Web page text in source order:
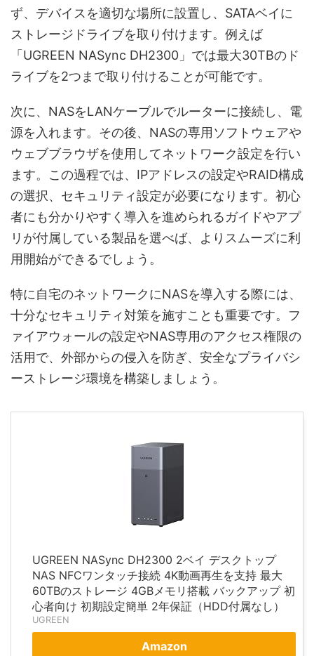
ず、デバイスを適切な場所に設置し、SATAベイに
ストレージドライブを取り付けます。例えば
「UGREEN NASync DH2300」では最大30TBのド
ライブを2つまで取り付けることが可能です。
次に、NASをLANケーブルでルーターに接続し、電
源を入れます。その後、NASの専用ソフトウェアや
ウェブブラウザを使用してネットワーク設定を行い
ます。この過程では、IPアドレスの設定やRAID構成
の選択、セキュリティ設定が必要になります。初心
者にも分かりやすく導入を進められるガイドやアプ
リが付属している製品を選べば、よりスムーズに利
用開始ができるでしょう。
特に自宅のネットワークにNASを導入する際には、
十分なセキュリティ対策を施すことも重要です。フ
ァイアウォールの設定やNAS専用のアクセス権限の
活用で、外部からの侵入を防ぎ、安全なプライバシ
ーストレージ環境を構築しましょう。
UGREEN NASync DH2300 2ベイ デスクトップ
NAS NFCワンタッチ接続​​ 4K動画再生を支持 最大
60TBのストレージ 4GBメモリ搭載 バックアップ 初
心者向け 初期設定簡単 ​​2年保証（HDD付属なし）
UGREEN
Amazon